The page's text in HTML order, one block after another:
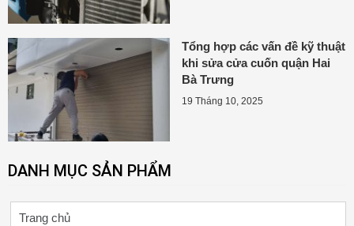
DANH MỤC SẢN PHẨM
Trang chủ
Tổng hợp các vấn đề kỹ thuật
khi sửa cửa cuốn quận Hai
Bà Trưng
19 Tháng 10, 2025